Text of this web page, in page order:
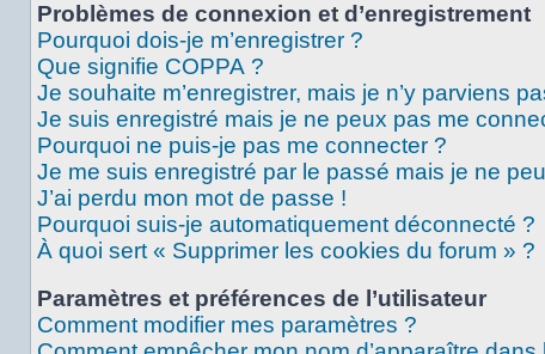
Problèmes de connexion et d’enregistrement
Pourquoi dois-je m’enregistrer ?
Que signifie COPPA ?
Je souhaite m’enregistrer, mais je n’y parviens
Je suis enregistré mais je ne peux pas me
Pourquoi ne puis-je pas me connecter ?
Je me suis enregistré par le passé mais je ne
J’ai perdu mon mot de passe !
Pourquoi suis-je automatiquement déconnecté ?
À quoi sert « Supprimer les cookies du forum » ?
Paramètres et préférences de l’utilisateur
Comment modifier mes paramètres ?